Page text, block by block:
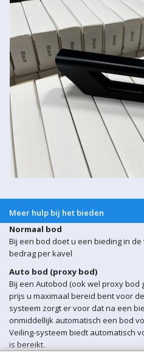
Meer hulp bij het bieden
Normaal bod
Bij een bod doet u een bieding in
bedrag per kavel
Auto bod (proxy bod)
Bij een Autobod (ook wel proxy bod
prijs u maximaal bereid bent voor
systeem zorgt er voor dat na een
onmiddellijk automatisch een bod
Veiling-systeem biedt automatisch
is bereikt.